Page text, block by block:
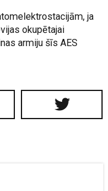
ja
okupētajai
armiju šīs AES